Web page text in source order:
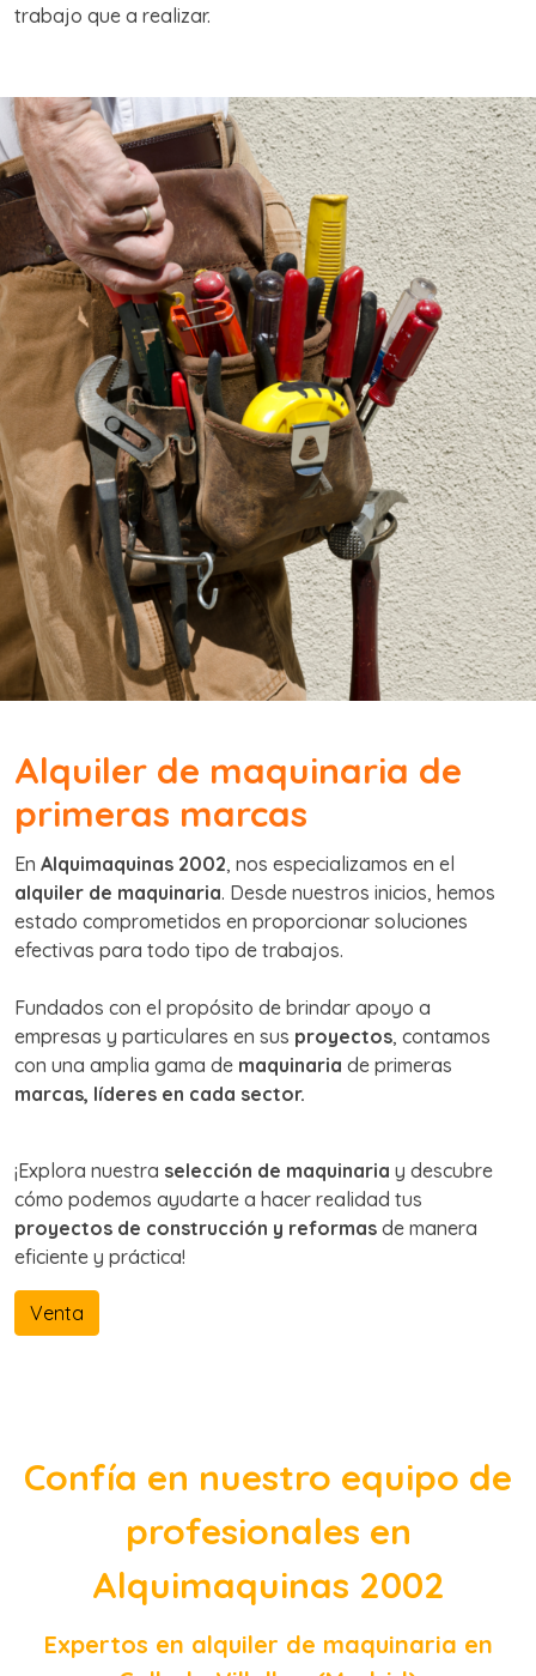
trabajo que a realizar.
Alquiler de maquinaria de
primeras marcas
En Alquimaquinas 2002, nos especializamos en el
alquiler de maquinaria. Desde nuestros inicios, hemos
estado comprometidos en proporcionar soluciones
efectivas para todo tipo de trabajos.
Fundados con el propósito de brindar apoyo a
empresas y particulares en sus proyectos, contamos
con una amplia gama de maquinaria de primeras
marcas, líderes en cada sector.
¡Explora nuestra selección de maquinaria y descubre
cómo podemos ayudarte a hacer realidad tus
proyectos de construcción y reformas de manera
eficiente y práctica!
Venta
Confía en nuestro equipo de
profesionales en
Alquimaquinas 2002
Expertos en alquiler de maquinaria en